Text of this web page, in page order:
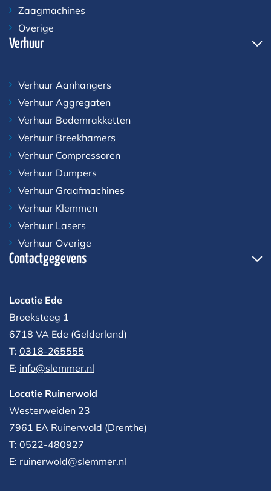
Zaagmachines
Overige
Verhuur
Verhuur Aanhangers
Verhuur Aggregaten
Verhuur Bodemrakketten
Verhuur Breekhamers
Verhuur Compressoren
Verhuur Dumpers
Verhuur Graafmachines
Verhuur Klemmen
Verhuur Lasers
Verhuur Overige
Contactgegevens
Locatie Ede
Broeksteeg 1
6718 VA Ede (Gelderland)
T: 0318-265555
E: info@slemmer.nl
Locatie Ruinerwold
Westerweiden 23
7961 EA Ruinerwold (Drenthe)
T: 0522-480927‬
E: ruinerwold@slemmer.nl